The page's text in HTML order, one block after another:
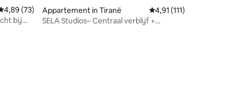
beoordeling van 4,89 uit 5, 73 recensies
4,89 (73)
bij
Appartement in Tiranë Gemiddelde
4,91 (111)
SELA Studios– Centraal verblijf +